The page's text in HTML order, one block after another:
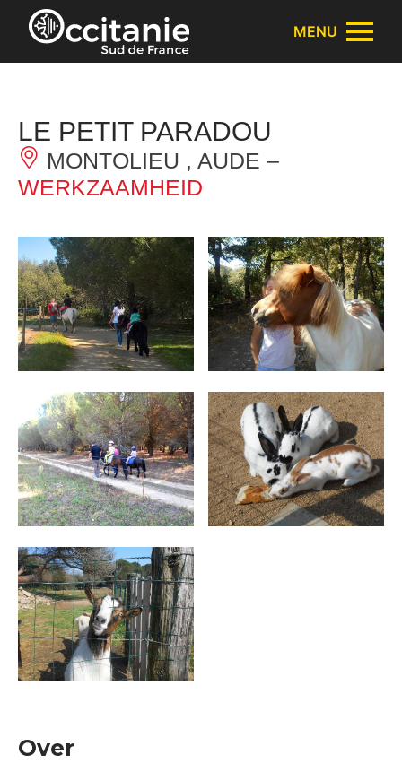
Cookies beheer paneel
MENU
LE PETIT PARADOU
MONTOLIEU , AUDE –
WERKZAAMHEID
Over